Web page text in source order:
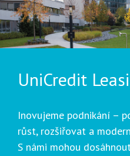
UniCredit
Inovujeme podnikání –
růst, rozšiřovat a
S námi mohou